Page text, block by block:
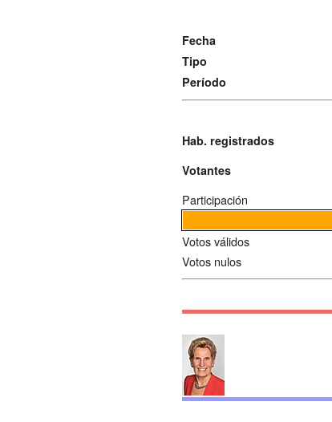
Fecha
Tipo
Período
Hab. registrados
Votantes
Participación
Votos válidos
Votos nulos